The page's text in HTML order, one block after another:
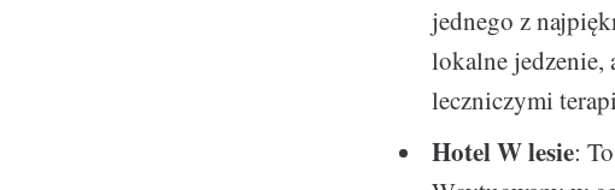
jednego z
lokalne jedzenie,
leczniczymi
Hotel W lesie: